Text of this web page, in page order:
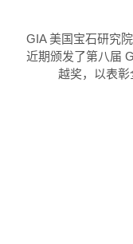
GIA 美国宝石研究
近期颁发了第八届
越奖，以表彰